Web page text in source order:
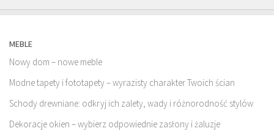
MEBLE
Nowy dom – nowe meble
Modne tapety i fototapety – wyrazisty charakter Twoich ścian
Schody drewniane: odkryj ich zalety, wady i różnorodność stylów
Dekoracje okien – wybierz odpowiednie zasłony i żaluzje